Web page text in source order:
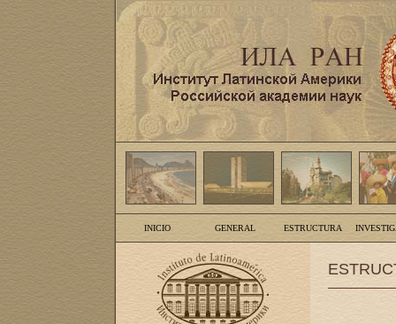
INICIO GENERAL ESTRUCTURA